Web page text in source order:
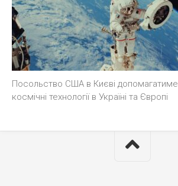
Посольство США в Києві
космічні технології в Україні та Європі